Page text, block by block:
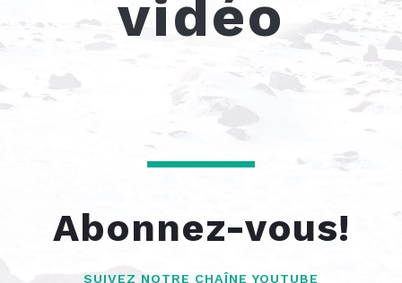
vidéo
Abonnez-vous!
SUIVEZ NOTRE CHAÎNE YOUTUBE